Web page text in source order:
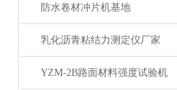
防水卷材冲片机基地
乳化沥青粘结力测定仪厂家
YZM-2B路面材料强度试验机